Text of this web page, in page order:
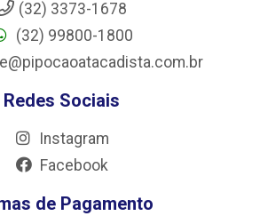
(32) 3373-1678
(32) 99800-1800
Redes Sociais
Instagram
Facebook
de Pagamento